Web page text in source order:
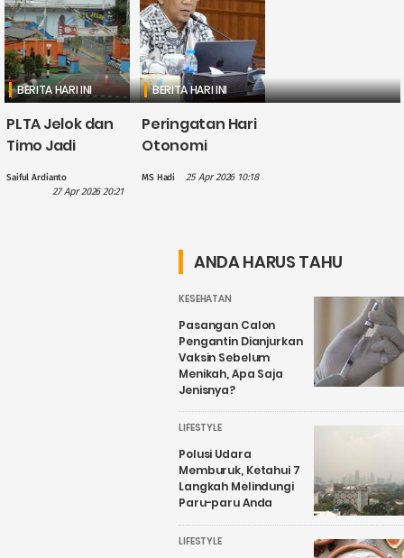
BERITA HARI INI
PLTA Jelok dan
Timo Jadi
dalam
Saiful Ardianto
27 Apr 2026 20:21
BERITA HARI INI
Peringatan Hari
Otonomi
Hilmy: Hak
Sekadar
Wacana
MS Hadi 25 Apr 2026 10:18
ANDA HARUS TAHU
KESEHATAN
Pasangan Calon
Pengantin Dianjurkan
Vaksin Sebelum
Menikah, Apa Saja
Jenisnya?
LIFESTYLE
Polusi Udara
Memburuk, Ketahui 7
Langkah Melindungi
Paru-paru Anda
LIFESTYLE